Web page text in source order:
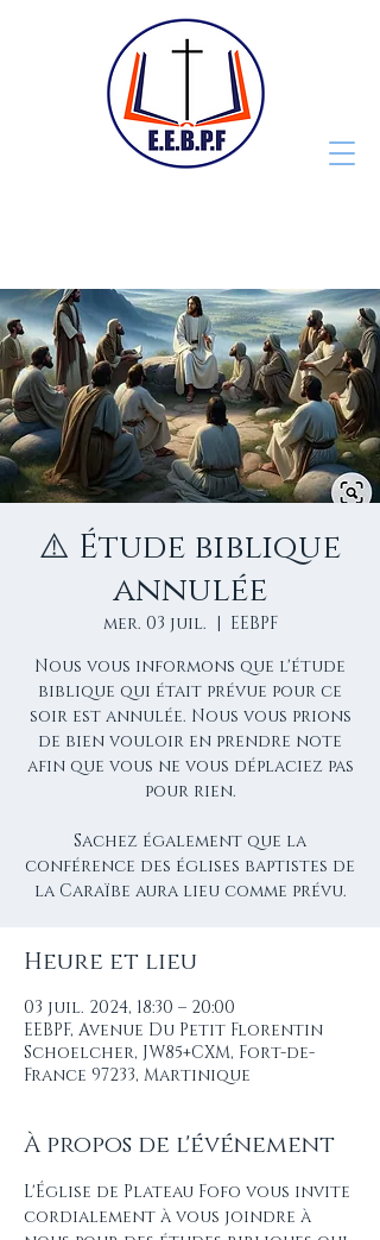
⚠️ Étude biblique
annulée
mer. 03 juil.
  |
EEBPF
Nous vous informons que l'étude
biblique qui était prévue pour ce
soir est annulée. Nous vous prions
de bien vouloir en prendre note
afin que vous ne vous déplaciez pas
pour rien.
Sachez également que la
conférence des églises baptistes de
la Caraïbe aura lieu comme prévu.
Heure et lieu
03 juil. 2024, 18:30 – 20:00
EEBPF, Avenue Du Petit Florentin
Schoelcher, JW85+CXM, Fort-de-
France 97233, Martinique
À propos de l'événement
L'Église de Plateau Fofo vous invite
cordialement à vous joindre à